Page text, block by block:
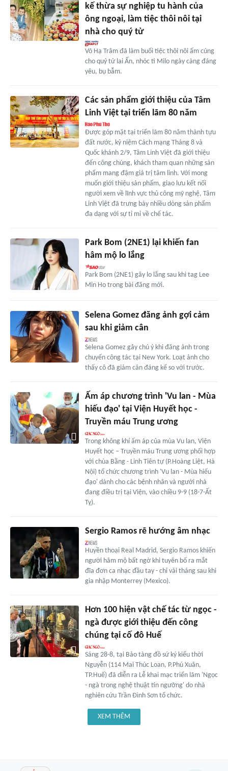
kế thừa sự nghiệp tu hành của
ông ngoại, làm tiệc thôi nôi tại
nhà cho quý tử
Võ Hạ Trâm đã làm buổi tiệc thôi nôi ấm cúng
cho quý tử lai Ấn, nhóc tì Milo ngày càng đáng
yêu, bụ bẫm.
Các sản phẩm giới thiệu của Tâm
Linh Việt tại triển lãm 80 năm
Được góp mặt tại triển lãm 80 năm thành tựu
đất nước, kỷ niệm Cách mạng Tháng 8 và
Quốc khánh 2/9, Tâm Linh Việt đã giới thiệu
đến công chúng, khách tham quan những sản
phẩm mang đậm giá trị tâm linh. Với mong
muốn giới thiệu sản phẩm, giao lưu kết nối
người xem về lĩnh vực thủ công mỹ nghệ, Tâm
Linh Việt đã trưng bày nhiều dòng sản phẩm
đa dạng với sự tỉ mỉ về chế tác.
Park Bom (2NE1) lại khiến fan
hâm mộ lo lắng
Park Bom (2NE1) gây lo lắng sau khi tag Lee
Min Ho trong bài đăng mới.
Selena Gomez đăng ảnh gợi cảm
sau khi giảm cân
Selena Gomez gây chú ý khi đăng ảnh trong
chuyến công tác tại New York. Loạt ảnh cho
thấy cô đã giảm cân đáng kể so với trước.
Ấm áp chương trình 'Vu lan - Mùa
hiếu đạo' tại Viện Huyết học -
Truyền máu Trung ương
Trong không khí ấm áp của mùa Vu lan, Viện
Huyết học – Truyền máu Trung ương phối hợp
với chùa Bằng - Linh Tiên tự (P.Hoàng Liệt, Hà
Nội) tổ chức chương trình 'Vu lan - Mùa hiếu
đạo' dành cho các bệnh nhân và người nhà
đang điều trị tại Viện, vào chiều 9-9 (18-7-Ất
Tỵ).
Sergio Ramos rẽ hướng âm nhạc
Huyền thoại Real Madrid, Sergio Ramos khiến
người hâm mộ bất ngờ khi tuyên bố ra mắt
đĩa đơn ca nhạc đầu tay - chỉ vài tháng sau khi
gia nhập Monterrey (Mexico).
Hơn 100 hiện vật chế tác từ ngọc -
ngà được giới thiệu đến công
chúng tại cố đô Huế
Sáng 28-8, tại Bảo tàng đồ sứ ký kiểu thời
Nguyễn (114 Mai Thúc Loan, P.Phú Xuân,
TP.Huế) đã diễn ra Lễ khai mạc triển lãm 'Ngọc
- ngà trong nghệ thuật tín ngưỡng' do nhà
nghiên cứu Trần Đình Sơn tổ chức.
XEM THÊM